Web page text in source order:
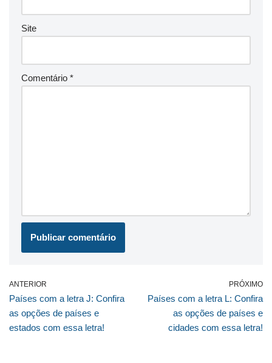
Site
Comentário *
ANTERIOR
Países com a letra J: Confira
as opções de países e
estados com essa letra!
PRÓXIMO
Países com a letra L: Confira
as opções de países e
cidades com essa letra!